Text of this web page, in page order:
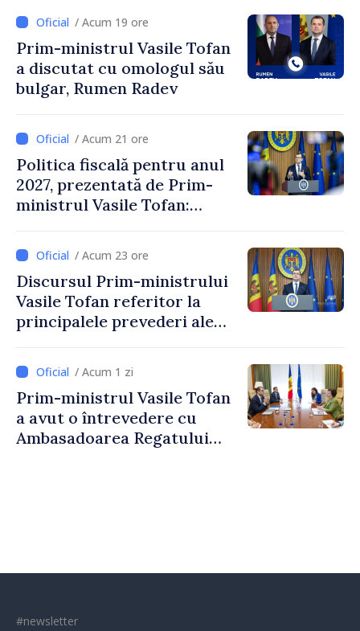
Comitetului Internațional al
Crucii Roșii în Moldova
/ Acum 19 ore
Prim-ministrul Vasile Tofan
a discutat cu omologul său
bulgar, Rumen Radev
/ Acum 21 ore
Politica fiscală pentru anul
2027, prezentată de Prim-
ministrul Vasile Tofan:
stimularea investițiilor și o
taxare mai echitabilă
/ Acum 23 ore
Discursul Prim-ministrului
Vasile Tofan referitor la
principalele prevederi ale
2027
/ Acum 1 zi
Prim-ministrul Vasile Tofan
a avut o întrevedere cu
Ambasadoarea Regatului
#newsletter